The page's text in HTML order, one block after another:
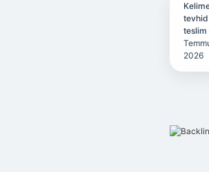
tevhid
teslim
2026